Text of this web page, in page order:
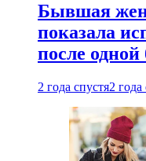
Бывшая
показала
после
2 года спустя2 года